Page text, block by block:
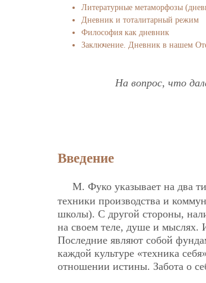
Литературные метаморфозы
Дневник и тоталитарный режим
Философия как дневник
Заключение. Дневник в нашем
На вопрос, что
Введение
М. Фуко указывает на два
техники производства и
школы). С другой стороны,
на своем теле, душе и мыслях.
Последние являют собой
каждой культуре «техника
отношении истины. Забота о